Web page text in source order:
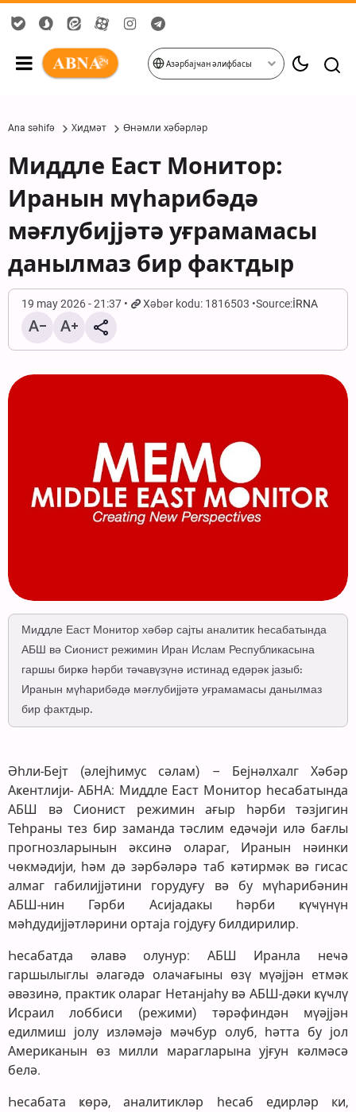
Азәрбајҹан әлифбасы
Ana səhifə Хидмәт Өнәмли хәбәрләр
Миддле Еаст Монитор:
Иранын мүһарибәдә
мәғлубијјәтә уғрамамасы
данылмаз бир фактдыр
19 may 2026 - 21:37 Xəbər kodu: 1816503 Source:İRNA
Миддле Еаст Монитор хәбәр сајты аналитик һесабатында
АБШ вә Сионист режимин Иран Ислам Республикасына
гаршы бирҝә һәрби тәҹавүзүнә истинад едәрәк јазыб:
Иранын мүһарибәдә мәғлубијјәтә уғрамамасы данылмаз
бир фактдыр.
Әһли-Бејт (әлејһимус сәлам) – Бејнәлхалг Хәбәр
Аҝентлији- АБНА: Миддле Еаст Монитор һесабатында
АБШ вә Сионист режимин ағыр һәрби тәзјигин
Теһраны тез бир заманда тәслим едәҹәји илә бағлы
прогнозларынын әксинә олараг, Иранын нәинки
чөкмәдији, һәм дә зәрбәләрә таб ҝәтирмәк вә гисас
алмаг габилијјәтини горудуғу вә бу мүһарибәнин
АБШ-нин Гәрби Асијадакы һәрби ҝүҹүнүн
мәһдудијјәтләрини ортаја гојдуғу билдирилир.
Һесабатда әлавә олунур: АБШ Иранла неҹә
гаршылыглы әлагәдә олаҹағыны өзү мүәјјән етмәк
әвәзинә, практик олараг Нетанјаһу вә АБШ-дәки ҝүҹлү
Исраил лоббиси (режими) тәрәфиндән мүәјјән
едилмиш јолу изләмәјә мәҹбур олуб, һәтта бу јол
Американын өз милли марагларына ујғун ҝәлмәсә
белә.
Һесабата ҝөрә, аналитикләр һесаб едирләр ки,